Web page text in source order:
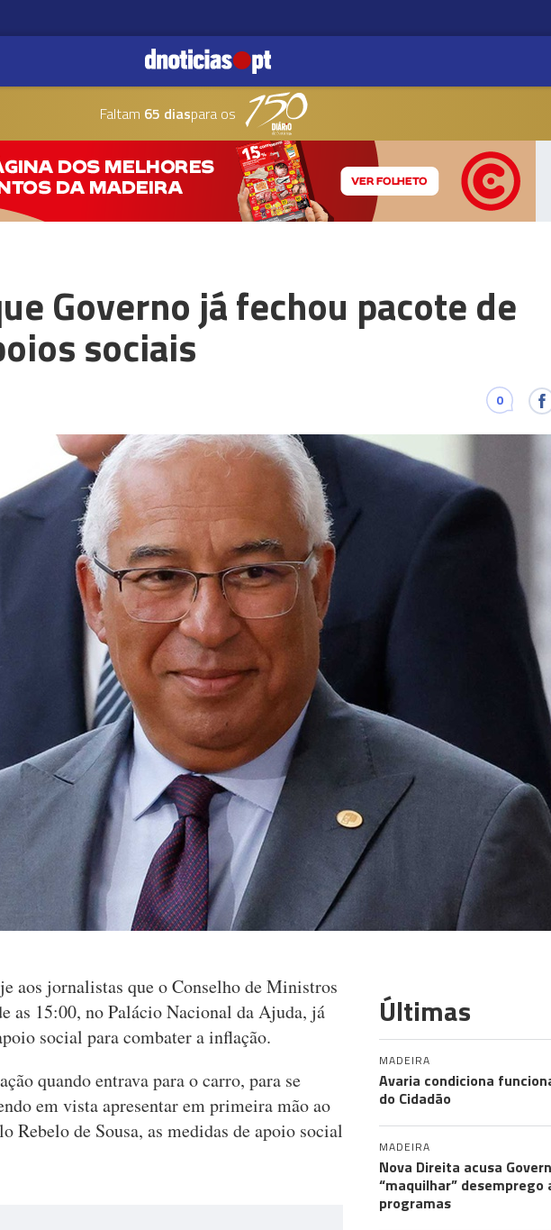
Faltam 65 diaspara os
Governo já fechou pacote de
sociais
0
aos jornalistas que o Conselho de Ministros
as 15:00, no Palácio Nacional da Ajuda, já
social para combater a inflação.
quando entrava para o carro, para se
em vista apresentar em primeira mão ao
Rebelo de Sousa, as medidas de apoio social
Últimas
MADEIRA
Avaria condiciona
do Cidadão
MADEIRA
Nova Direita acusa
“maquilhar” desemprego
programas